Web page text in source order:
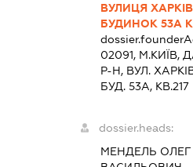
ВУЛИЦЯ
БУДИНОК 53А
02091, М.КИЇВ,
Р-Н, ВУЛ.
БУД. 53А, КВ.217
dossier.heads:
МЕНДЕЛЬ ОЛЕГ